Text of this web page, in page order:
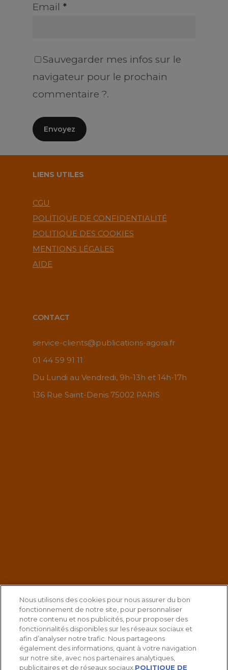
Email *
Sauvegarder mes infos sur le
navigateur pour le prochain
commentaire ?.
LIENS UTILES
CGU
POLITIQUE DE CONFIDENTIALITÉ
POLITIQUE DES COOKIES
MENTIONS LÉGALES
AIDE
CONTACT
service-clients@publications-agora.fr
01 44 59 91 11
Du Lundi au Vendredi, 9h-13h et 14h-17h
136 Rue Saint-Denis 75002 PARIS
Nous utilisons des cookies pour nous assurer du bon
fonctionnement de notre site, pour personnaliser
notre contenu et nos publicités, pour proposer des
fonctionnalités disponibles sur les réseaux sociaux et
afin d’analyser notre trafic. Nous partageons
également des informations, quant à votre navigation
sur notre site, avec nos partenaires analytiques,
publicitaires et de réseaux sociaux. POLITIQUE DE